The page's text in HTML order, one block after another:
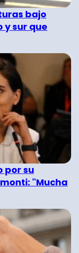
bajo
y sur que
por su
"Mucha